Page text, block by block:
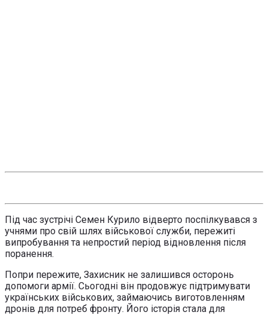
Під час зустрічі Семен Курило відверто поспілкувався з
учнями про свій шлях військової служби, пережиті
випробування та непростий період відновлення після
поранення.
Попри пережите, Захисник не залишився осторонь
допомоги армії. Сьогодні він продовжує підтримувати
українських військових, займаючись виготовленням
дронів для потреб фронту. Його історія стала для